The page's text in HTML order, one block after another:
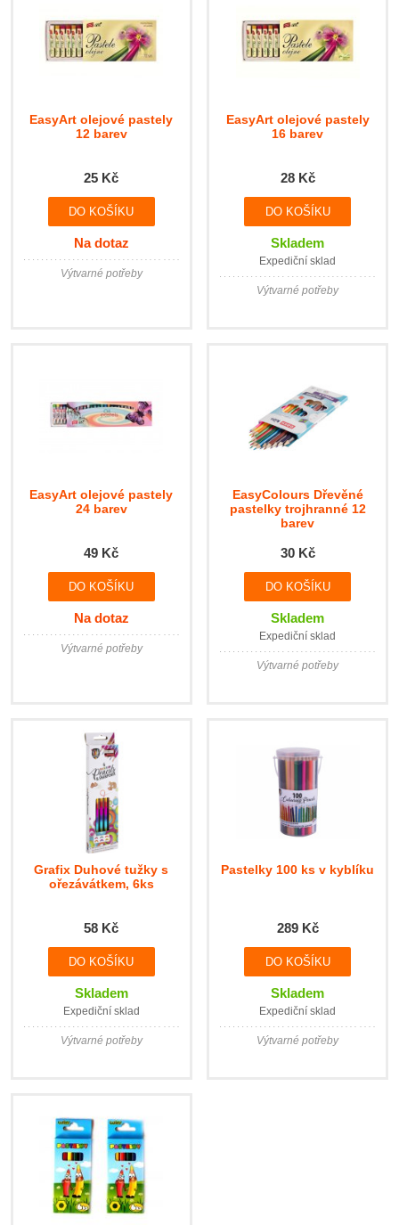
EasyArt olejové pastely
12 barev
25 Kč
Na dotaz
Výtvarné potřeby
EasyArt olejové pastely
16 barev
28 Kč
Skladem
Expediční sklad
Výtvarné potřeby
EasyArt olejové pastely
24 barev
49 Kč
Na dotaz
Výtvarné potřeby
EasyColours Dřevěné
pastelky trojhranné 12
barev
30 Kč
Skladem
Expediční sklad
Výtvarné potřeby
Grafix Duhové tužky s
ořezávátkem, 6ks
58 Kč
Skladem
Expediční sklad
Výtvarné potřeby
Pastelky 100 ks v kyblíku
289 Kč
Skladem
Expediční sklad
Výtvarné potřeby